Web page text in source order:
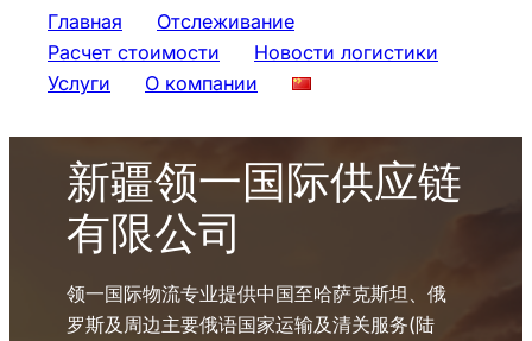
Главная
Отслеживание
Расчет стоимости
Новости логистики
Услуги
О компании
新疆领一国际供应链
有限公司
领一国际物流专业提供中国至哈萨克斯坦、俄
罗斯及周边主要俄语国家运输及清关服务(陆